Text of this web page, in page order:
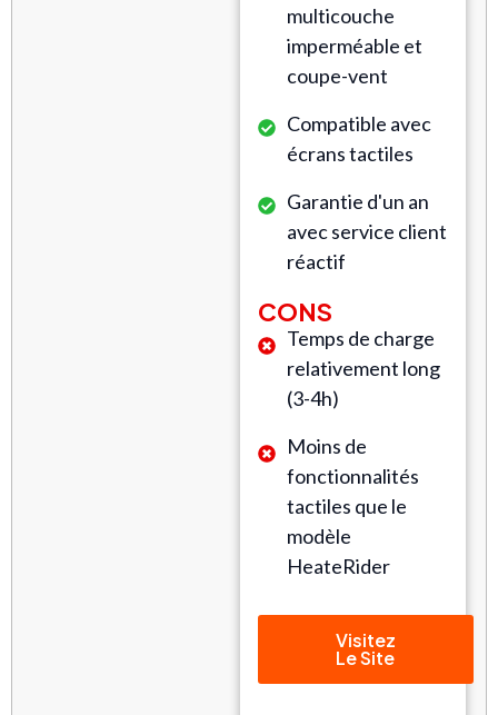
multicouche
imperméable et
coupe-vent
Compatible avec
écrans tactiles
Garantie d'un an
avec service client
réactif
CONS
Temps de charge
relativement long
(3-4h)
Moins de
fonctionnalités
tactiles que le
modèle
HeateRider
Visitez
Le Site